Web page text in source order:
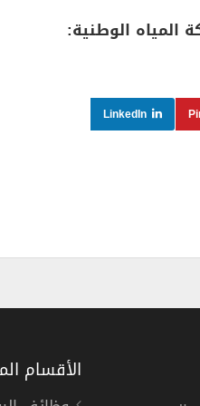
الوطنية:
LinkedIn
الأقسام